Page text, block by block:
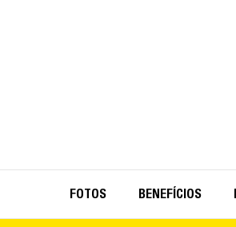
FOTOS BENEFÍCIOS